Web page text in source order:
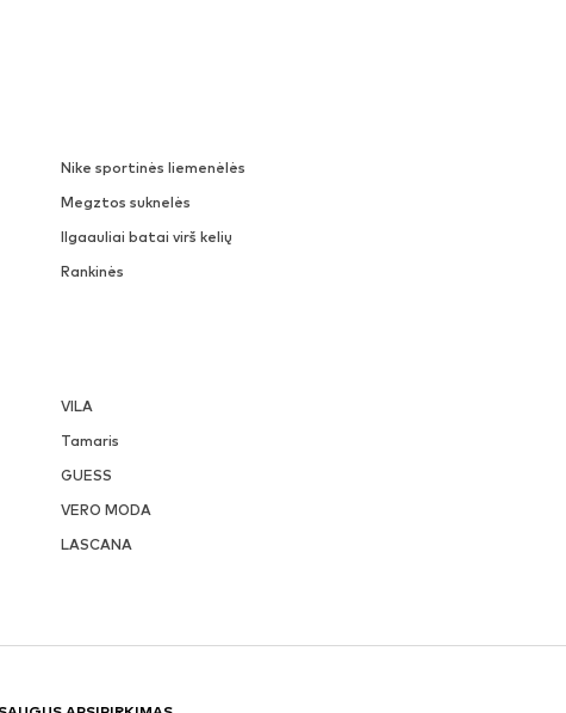
Nike sportinės liemenėlės
Megztos suknelės
Ilgaauliai batai virš kelių
Rankinės
VILA
Tamaris
GUESS
VERO MODA
LASCANA